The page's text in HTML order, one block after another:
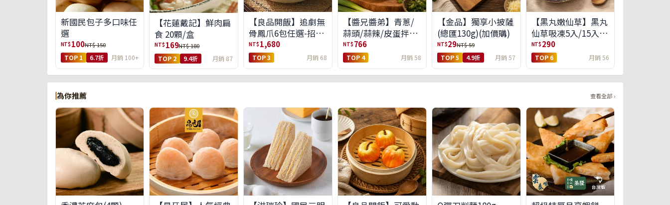
新國民包子多口味任
選
NT$ 100NT$ 150
TOP 1 6.7折 月銷 100+
【花蓮戴記】鮮肉扁
食 20顆/盒
NT$ 169NT$ 180
TOP 2 9.4折 月銷 87
【良品開飯】追劇無
骨鳳爪6包任選-招牌
原味/濃濃蒜香/過癮
麻辣(免運組)
NT$ 1,680
TOP 3 月銷 68
【醬兄醬弟】青蔥/
蒜頭/蒜辣/皮蛋拌醬
4件任選(免運組)
NT$ 766
TOP 4 月銷 58
【金品】獨享小披薩
(總匯130g)(加價購)
NT$29NT$ 59
TOP 5 4.9折 月銷 57
【黑丸嫩仙草】黑丸
仙草吸凍5入/15入
(免運)(預購中8/14出
貨)
NT$ 290
TOP 6 月銷 56
為你推薦 查看全部 ›